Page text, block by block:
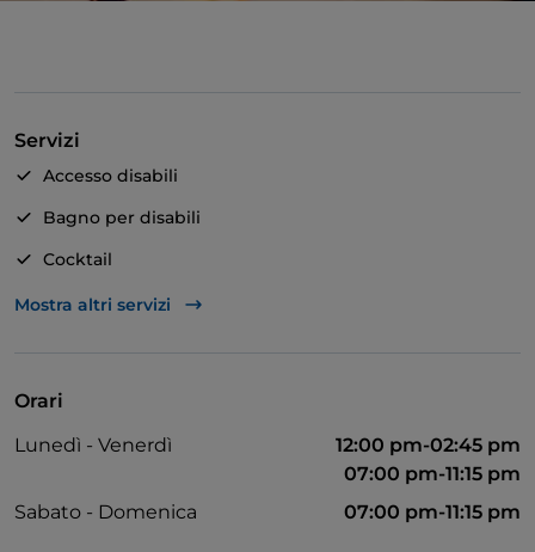
Servizi
Accesso disabili
Bagno per disabili
Cocktail
Si parla inglese
Mostra altri servizi
Orari
Lunedì - Venerdì
12:00 pm-02:45 pm
07:00 pm-11:15 pm
Sabato - Domenica
07:00 pm-11:15 pm